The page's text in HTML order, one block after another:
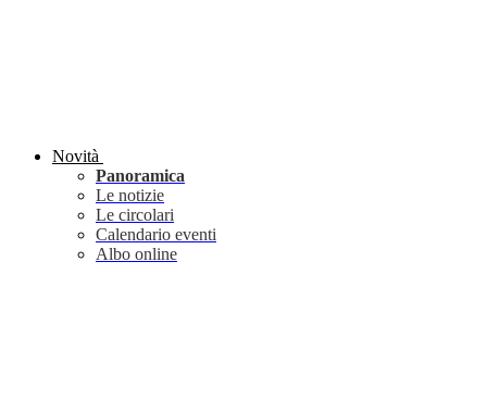
Novità
Panoramica
Le notizie
Le circolari
Calendario eventi
Albo online